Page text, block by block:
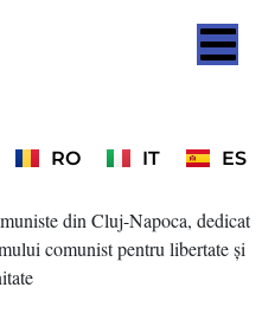
RO IT ES